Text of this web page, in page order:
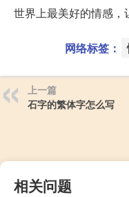
世界上最美好的情感，
网络标签：
上一篇
石字的繁体字怎么写
相关问题